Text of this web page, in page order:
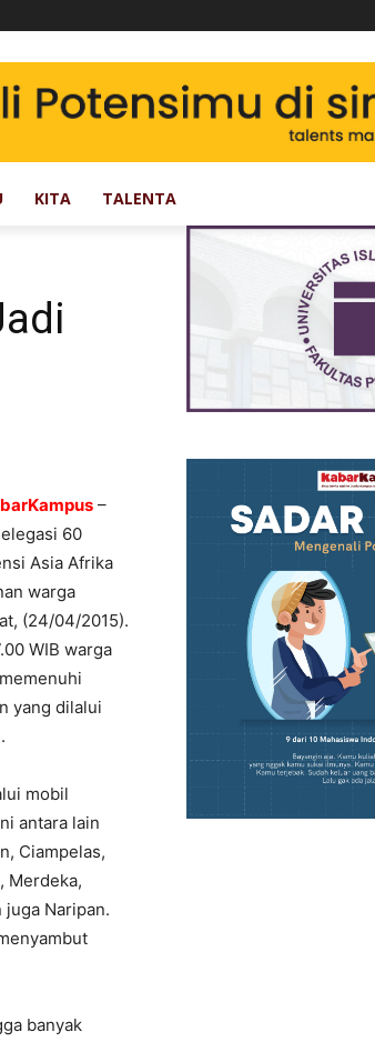
KITA TALENTA
–
60
Asia Afrika
warga
(24/04/2015).
WIB warga
yang dilalui
mobil
antara lain
Ciampelas,
Merdeka,
juga Naripan.
banyak